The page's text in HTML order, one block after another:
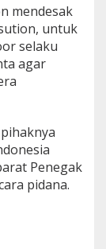
mendesak
untuk
selaku
agar
Penegak
pidana.